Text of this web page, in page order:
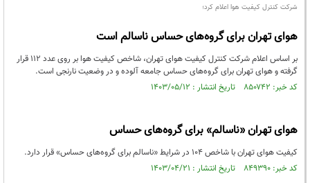
شرکت کنترل کیفیت هوا اعلام کرد؛
هوای تهران برای گروه‌های حساس ناسالم است
بر اساس اعلام شرکت کنترل کیفیت هوای تهران، شاخص کیفیت هوا بر روی عدد ۱۱۲ قرار
گرفته و هوای تهران برای گروه‌های حساس جامعه آلوده و در وضعیت نارنجی است.
کد خبر: ۸۵۰۷۴۲ تاریخ انتشار : ۱۴۰۳/۰۵/۱۲
هوای تهران «ناسالم» برای گروه‌های حساس
کیفیت هوای تهران با شاخص ۱۰۴ در شرایط «ناسالم برای گروه‌های حساس» قرار دارد.
کد خبر: ۸۴۹۳۹۰ تاریخ انتشار : ۱۴۰۳/۰۴/۲۱